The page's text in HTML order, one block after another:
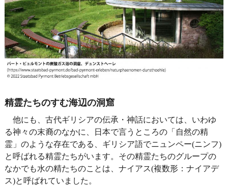
精霊たちのすむ海辺の洞窟
他にも、古代ギリシアの伝承・神話においては、いわゆ
る神々の末裔のなかに、日本で言うところの「自然の精
霊」のような存在である、ギリシア語でニュンペー(ニンフ)
と呼ばれる精霊たちがいます。その精霊たちのグループの
なかでも水の精たちのことは、ナイアス(複数形：ナイアデ
ス)と呼ばれていました。